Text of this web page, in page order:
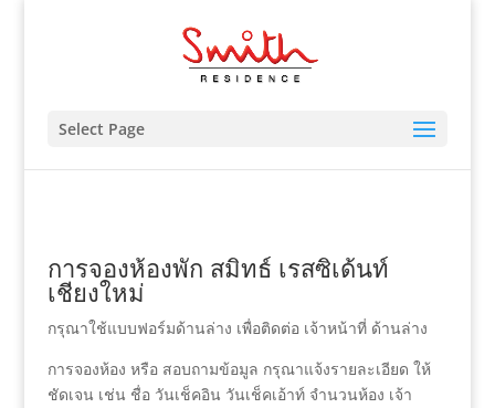
Select Page
การจองห้องพัก สมิทธ์ เรสซิเด้นท์
เชียงใหม่
กรุณาใช้แบบฟอร์มด้านล่าง เพื่อติดต่อ เจ้าหน้าที่ ด้านล่าง
การจองห้อง หรือ สอบถามข้อมูล กรุณาแจ้งรายละเอียด ให้
ชัดเจน เช่น ชื่อ วันเช็คอิน วันเช็คเอ้าท์ จำนวนห้อง เจ้า